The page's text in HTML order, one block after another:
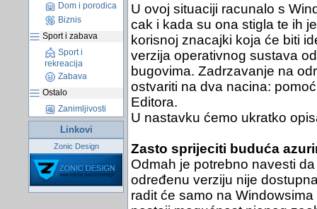
Dom i porodica
Biznis
Sport i zabava
Sport i
rekreacija
Zabava
Ostalo
Zanimljivosti
Linkovi
Zonic Design
U ovoj situaciji racunalo s
cak i kada su ona stigla te ih
korisnoj znacajki koja će biti
verzija operativnog sustava
bugovima. Zadrzavanje na
ostvariti na dva nacina:
Editora.
U nastavku ćemo ukratko
Zasto sprijeciti buduća
Odmah je potrebno navesti
određenu verziju nije
radit će samo na